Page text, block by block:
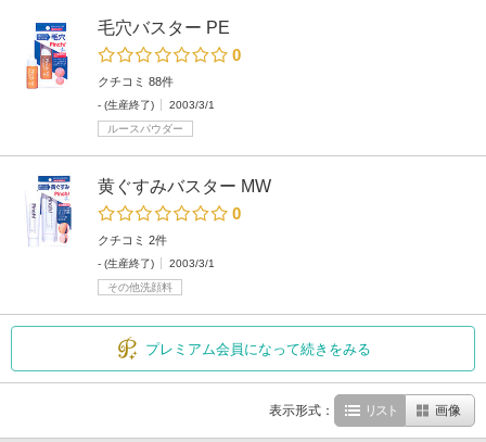
毛穴バスター PE
0
クチコミ 88件
- (生産終了)
2003/3/1
ルースパウダー
黄ぐすみバスター MW
0
クチコミ 2件
- (生産終了)
2003/3/1
その他洗顔料
プレミアム会員になって続きをみる
表示形式： リスト 画像